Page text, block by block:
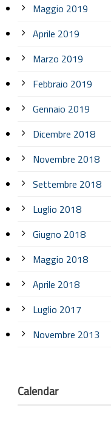
Maggio 2019
Aprile 2019
Marzo 2019
Febbraio 2019
Gennaio 2019
Dicembre 2018
Novembre 2018
Settembre 2018
Luglio 2018
Giugno 2018
Maggio 2018
Aprile 2018
Luglio 2017
Novembre 2013
Calendar